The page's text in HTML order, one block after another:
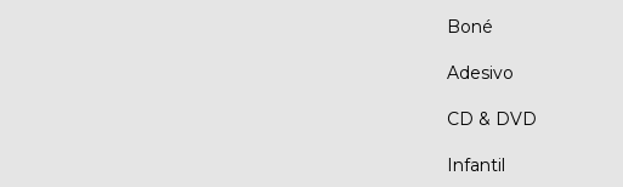
Boné
Adesivo
CD & DVD
Infantil